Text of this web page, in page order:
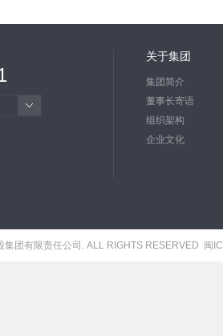
关于集团
集团简介
董事长寄语
组织架构
企业文化
团有限责任公司. ALL RIGHTS RESERVED 闽